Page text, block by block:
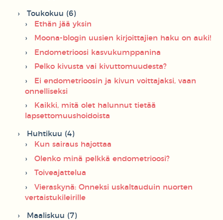
Toukokuu (6)
Ethän jää yksin
Moona-blogin uusien kirjoittajien haku on auki!
Endometrioosi kasvukumppanina
Pelko kivusta vai kivuttomuudesta?
Ei endometrioosin ja kivun voittajaksi, vaan
onnelliseksi
Kaikki, mitä olet halunnut tietää
lapsettomuushoidoista
Huhtikuu (4)
Kun sairaus hajottaa
Olenko minä pelkkä endometrioosi?
Toiveajattelua
Vieraskynä: Onneksi uskaltauduin nuorten
vertaistukileirille
Maaliskuu (7)